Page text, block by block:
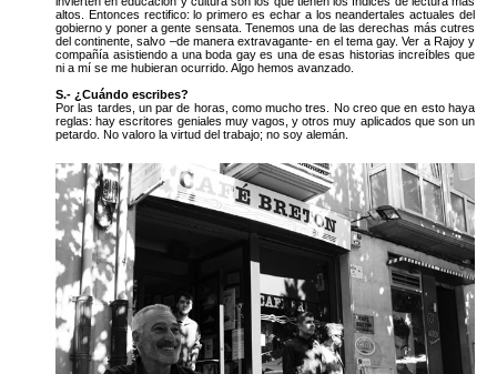
altos. Entonces rectifico: lo primero es echar a los neandertales actuales del
gobierno y poner a gente sensata. Tenemos una de las derechas más cutres
del continente, salvo –de manera extravagante- en el tema gay. Ver a Rajoy y
compañía asistiendo a una boda gay es una de esas historias increíbles que
ni a mí se me hubieran ocurrido. Algo hemos avanzado.
S.- ¿Cuándo escribes?
Por las tardes, un par de horas, como mucho tres. No creo que en esto haya
reglas: hay escritores geniales muy vagos, y otros muy aplicados que son un
petardo. No valoro la virtud del trabajo; no soy alemán.